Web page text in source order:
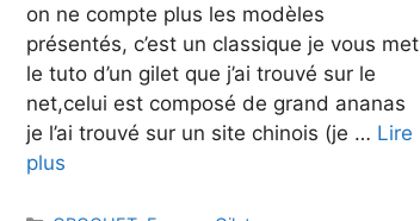
on ne compte plus les modèles
présentés, c’est un classique je vous met
le tuto d’un gilet que j’ai trouvé sur le
net,celui est composé de grand ananas
je l’ai trouvé sur un site chinois (je … Lire
plus